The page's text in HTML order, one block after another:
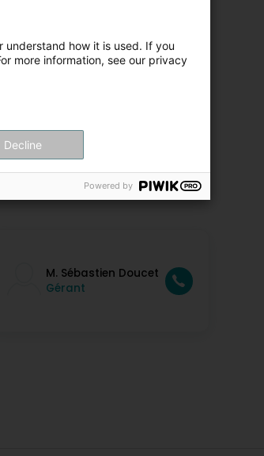
M. Sébastien Doucet
Gérant
how it is used. If you
more information, see our privacy
Decline
Powered by